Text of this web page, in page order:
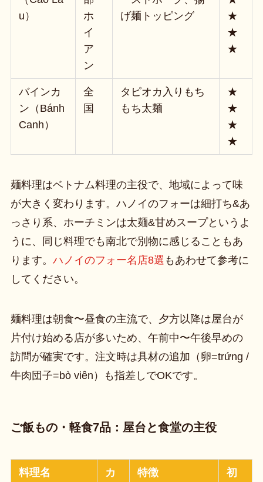
u）
ホ
イ
ア
ン
げ麺トッピング
★
★
★
バインカ
ン（Bánh
Canh）
全
国
タピオカ入りもち
もち太麺
★
★
★
★
麺料理はベトナム料理の主役で、地域によって味
が大きく変わります。ハノイのフォーは細打ち&あ
っさり系、ホーチミンは太麺&甘めスープというよ
うに、同じ料理でも南北で別物に感じることもあ
ります。 ハノイのフォー名店8選 もあわせて参考に
してください。
麺料理は朝食〜昼食の主流で、夕方以降は屋台が
片付け始める店が多いため、午前中〜午後早めの
訪問が確実です。注文時は具材の追加（卵=trứng /
牛肉団子=bò viên）も指差しでOKです。
ご飯もの・軽食7品：屋台と食堂の主役
料理名
カ
特徴
初